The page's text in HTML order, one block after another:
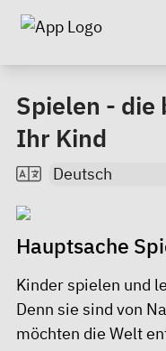
Spielen - die
Ihr Kind
Hauptsache
Kinder spielen und
Denn sie sind von
möchten die Welt